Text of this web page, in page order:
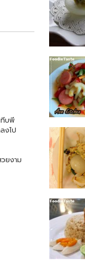
ทีบพี
งไป
ยงาม